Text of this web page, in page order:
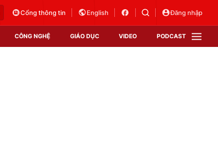
Cổng thông tin English Đăng nhập
CÔNG NGHỆ GIÁO DỤC VIDEO PODCAST